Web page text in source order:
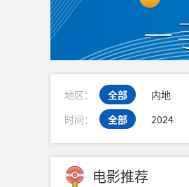
地区： 全部 内地
时间：
全部 2024
电影推荐